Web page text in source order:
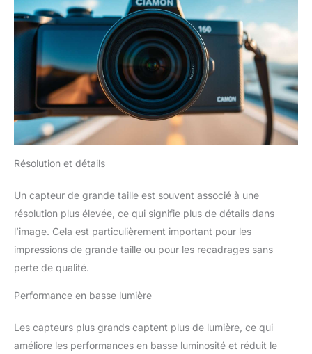
Résolution et détails
Un capteur de grande taille est souvent associé à une
résolution plus élevée, ce qui signifie plus de détails dans
l’image. Cela est particulièrement important pour les
impressions de grande taille ou pour les recadrages sans
perte de qualité.
Performance en basse lumière
Les capteurs plus grands captent plus de lumière, ce qui
améliore les performances en basse luminosité et réduit le